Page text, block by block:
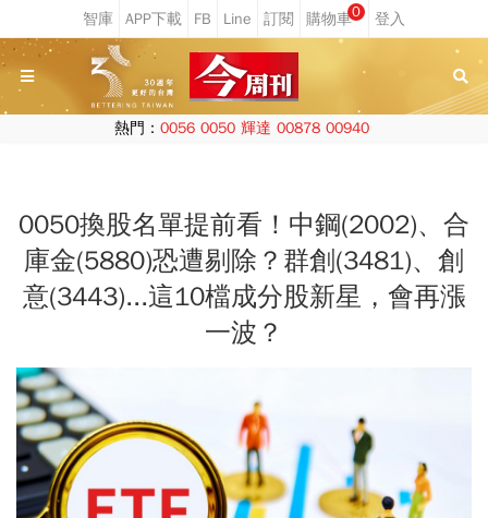
0
熱門： 0056 0050 輝達 00878 00940
0050換股名單提前看！中鋼(2002)、合
庫金(5880)恐遭剔除？群創(3481)、創
意(3443)...這10檔成分股新星，會再漲
一波？